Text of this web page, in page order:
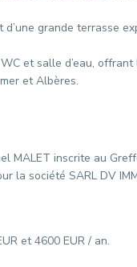
grande terrasse
et salle d’eau,
et Albères.
inscrite au
la société SARL DV
et 4600 EUR / an.